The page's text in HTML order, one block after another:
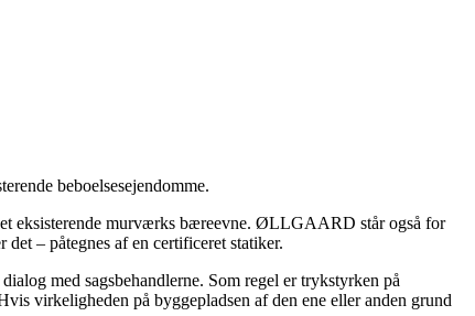
beboelsesejendomme.
eksisterende murværks bæreevne. ØLLGAARD står også for
– påtegnes af en certificeret statiker.
med sagsbehandlerne. Som regel er trykstyrken på
virkeligheden på byggepladsen af den ene eller anden grund